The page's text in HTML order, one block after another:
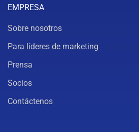
EMPRESA
Sobre nosotros
Para líderes de marketing
Prensa
Socios
Contáctenos